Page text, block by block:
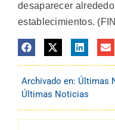
desaparecer
establecimientos.
Archivado en: Últimas
Últimas Noticias